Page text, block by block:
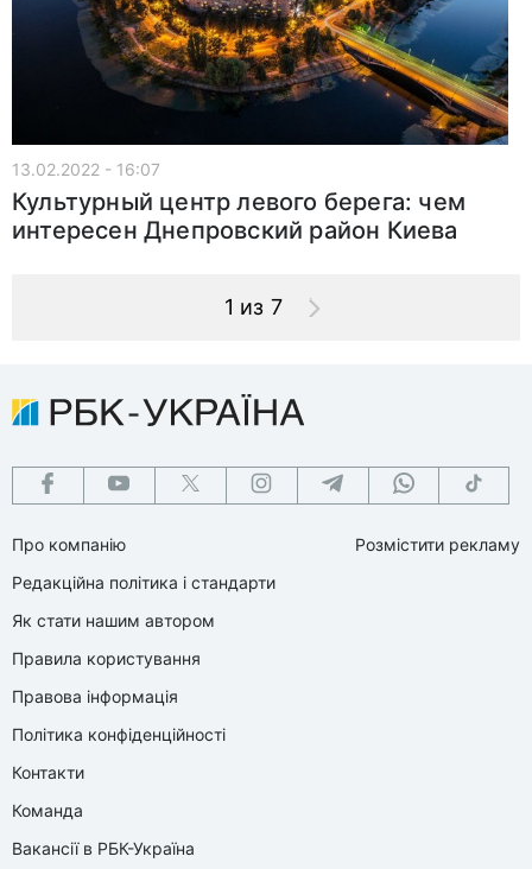
13.02.2022 - 16:07
Культурный центр левого берега: чем
интересен Днепровский район Киева
1 из 7
Про компанію
Редакційна політика і стандарти
Як стати нашим автором
Правила користування
Правова інформація
Політика конфіденційності
Контакти
Команда
Вакансії в РБК-Україна
Розмістити рекламу